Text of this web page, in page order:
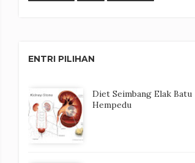
ENTRI PILIHAN
Diet Seimbang Elak Batu
Hempedu